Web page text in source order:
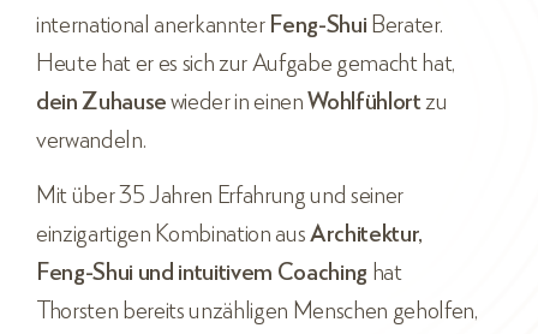
international anerkannter Feng-Shui Berater.
Heute hat er es sich zur Aufgabe gemacht hat,
dein Zuhausewieder in einenWohlfühlort zu
verwandeln.
Mit über 35 Jahren Erfahrung und seiner
einzigartigen Kombination ausArchitektur,
Feng-Shui und intuitivem Coaching hat
Thorsten bereits unzähligen Menschen geholfen,